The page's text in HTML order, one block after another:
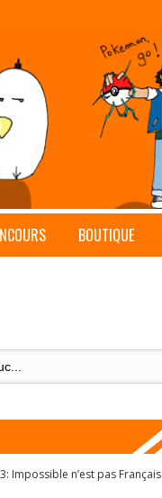
BOUTIQUE
Impossible n’est pas Français